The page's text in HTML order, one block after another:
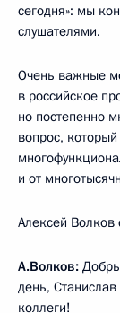
сегодня»: мы
слушателями.
Очень важные
в российское
но постепенно
вопрос,
и от
Алексей Волков
А.Волков:
день,
коллеги!